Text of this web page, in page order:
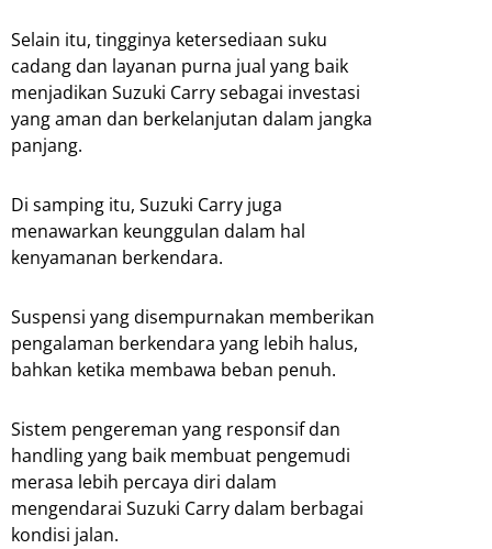
Selain itu, tingginya ketersediaan suku
cadang dan layanan purna jual yang baik
menjadikan Suzuki Carry sebagai investasi
yang aman dan berkelanjutan dalam jangka
panjang.
Di samping itu, Suzuki Carry juga
menawarkan keunggulan dalam hal
kenyamanan berkendara.
Suspensi yang disempurnakan memberikan
pengalaman berkendara yang lebih halus,
bahkan ketika membawa beban penuh.
Sistem pengereman yang responsif dan
handling yang baik membuat pengemudi
merasa lebih percaya diri dalam
mengendarai Suzuki Carry dalam berbagai
kondisi jalan.